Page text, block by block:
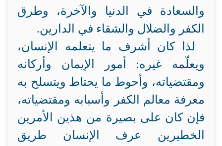
والسعادة في الدنيا والآخرة، وطرق
الكفر والضلال والشقاء في الدارين.
لذا كان أشرف ما يتعلمه الإنسان،
ويعلّمه غيره: أمور الإيمان وأركانه
ومقتضياته، وأحوط ما يحتاط ويتسلح به
معرفة معالم الكفر وأسبابه ومقتضياته،
فإن كان على بصيرة من هذين الأمرين
الخطيرين عرف الإنسان طريق